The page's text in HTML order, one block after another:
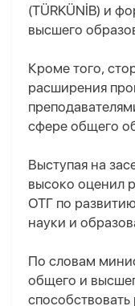
(TÜRKÜNİB) и
высшего
Кроме того,
расширения
сфере общего
Выступая на
высоко оценил
ОТГ по
науки и
По словам
общего и